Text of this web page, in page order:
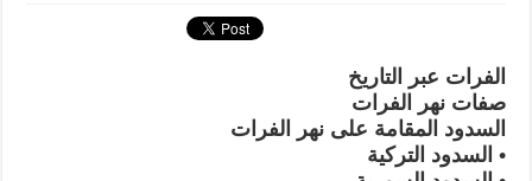
الفرات عبر التاريخ
صفات نهر الفرات
السدود المقامة على نهر الفرات
• السدود التركية